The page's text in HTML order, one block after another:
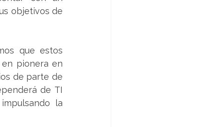
objetivos de
que estos
pionera en
de parte de
de TI
la